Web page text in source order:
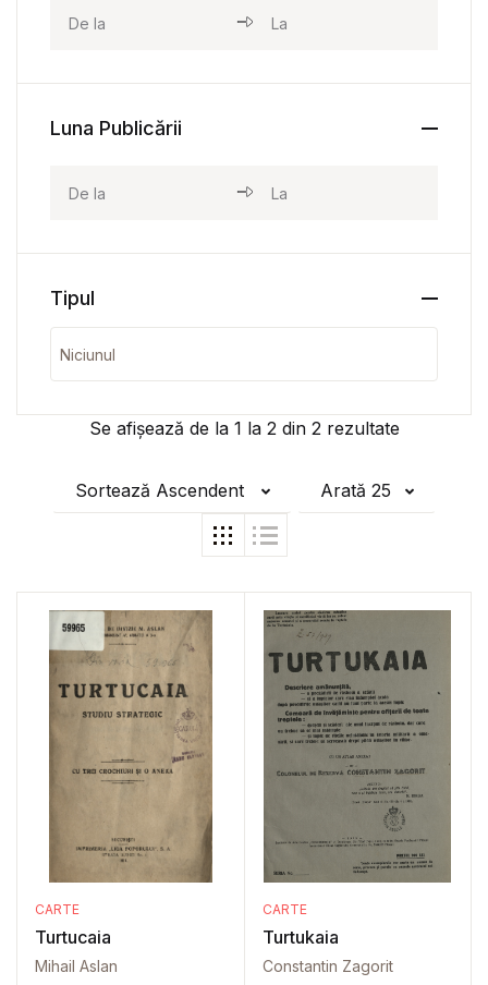
Se afișează de la 1 la 2din 2rezultate
Sortează Ascendent Arată 25
CARTE
Turtucaia
Mihail Aslan
CARTE
Turtukaia
Constantin Zagorit
Luna Publicării
Tipul